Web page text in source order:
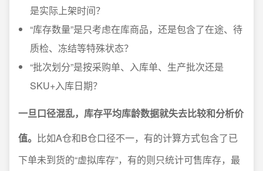
是实际上架时间？
“库存数量”是只考虑在库商品，还是包含了在途、待
质检、冻结等特殊状态？
“批次划分”是按采购单、入库单、生产批次还是
SKU+入库日期？
一旦口径混乱，库存平均库龄数据就失去比较和分析价
值。 比如A仓和B仓口径不一，有的计算方式包含了已
下单未到货的“虚拟库存”，有的则只统计可售库存，最